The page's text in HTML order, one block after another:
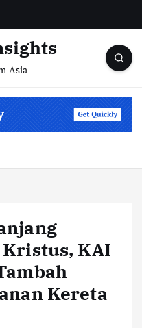
Asia
Kristus, KAI
Kereta